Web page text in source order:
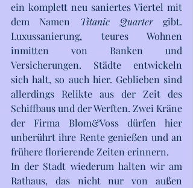
ein komplett neu saniertes Viertel mit
dem Namen Titanic Quarter gibt.
Luxussanierung, teures Wohnen
inmitten von Banken und
Versicherungen. Städte entwickeln
sich halt, so auch hier. Geblieben sind
allerdings Relikte aus der Zeit des
Schiffbaus und der Werften. Zwei Kräne
der Firma Blom&Voss dürfen hier
unberührt ihre Rente genießen und an
frühere florierende Zeiten erinnern.
In der Stadt wiederum halten wir am
Rathaus, das nicht nur von außen